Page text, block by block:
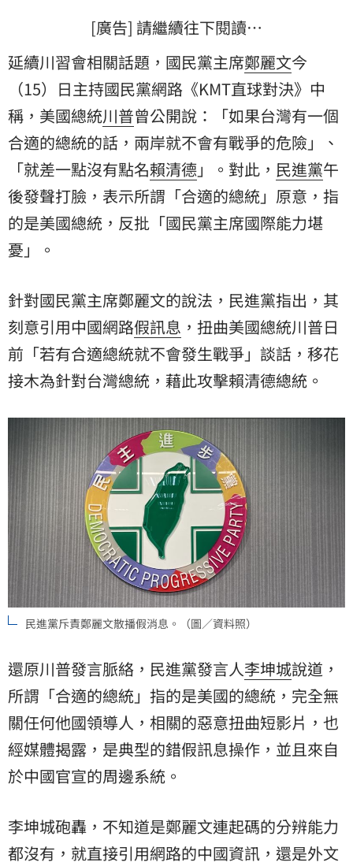
[廣告] 請繼續往下閱讀…
延續川習會相關話題，國民黨主席鄭麗文今
（15）日主持國民黨網路《KMT直球對決》中
稱，美國總統川普曾公開說：「如果台灣有一個
合適的總統的話，兩岸就不會有戰爭的危險」、
「就差一點沒有點名賴清德」。對此， 民進黨午
後發聲打臉，表示所謂「合適的總統」原意，指
的是美國總統，反批「國民黨主席國際能力堪
憂」。
針對國民黨主席鄭麗文的說法，民進黨指出，其
刻意引用中國網路假訊息 ，扭曲美國總統川普日
前「若有合適總統就不會發生戰爭」談話，移花
接木為針對台灣總統，藉此攻擊賴清德總統。
民進黨斥責鄭麗文散播假消息。（圖／資料照）
還原川普發言脈絡，民進黨發言人李坤城說道，
所謂「合適的總統」指的是美國的總統，完全無
關任何他國領導人，相關的惡意扭曲短影片，也
經媒體揭露，是典型的錯假訊息操作，並且來自
於中國官宣的周邊系統。
李坤城砲轟，不知道是鄭麗文連起碼的分辨能力
都沒有，就直接引用網路的中國資訊，還是外文